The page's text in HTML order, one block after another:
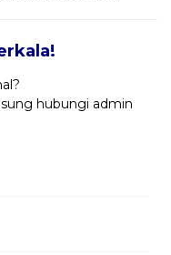
hubungi admin